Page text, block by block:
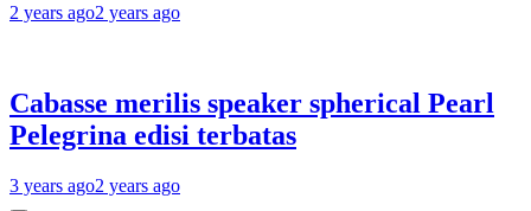
2 years ago2 years ago
Cabasse merilis speaker spherical Pearl
Pelegrina edisi terbatas
3 years ago2 years ago